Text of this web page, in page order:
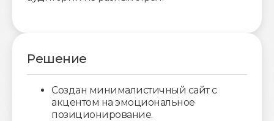
Решение
Создан минималистичный сайт с
акцентом на эмоциональное
позиционирование.